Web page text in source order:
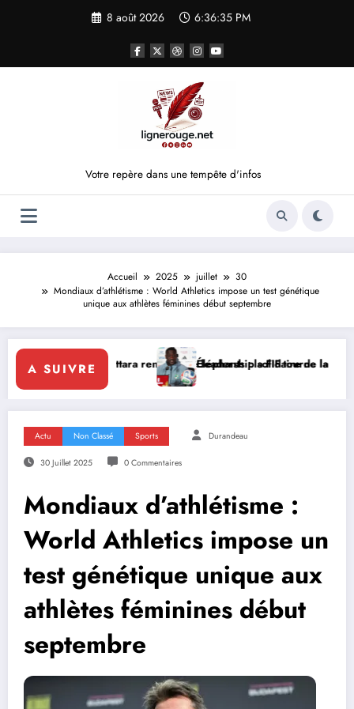
8 août 2026 6:36:35 PM
Votre repère dans une tempête d'infos
Accueil 2025 juillet
30
Mondiaux d’athlétisme : World Athletics impose un test génétique
unique aux athlètes féminines début septembre
A SUIVRE
renforce le leadership solidaire de la Côte d’Ivoire en
Éléphants : la FIF tourne la page Emerse Faé
Actu Non Classé Sports Durandeau
30 Juillet 2025 0 Commentaires
Mondiaux d’athlétisme :
World Athletics impose un
test génétique unique aux
athlètes féminines début
septembre